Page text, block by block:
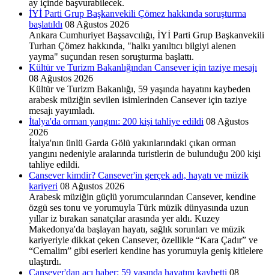
ay içinde başvurabilecek.
İYİ Parti Grup Başkanvekili Çömez hakkında soruşturma
başlatıldı 08 Ağustos 2026
Ankara Cumhuriyet Başsavcılığı, İYİ Parti Grup Başkanvekili
Turhan Çömez hakkında, "halkı yanıltıcı bilgiyi alenen
yayma" suçundan resen soruşturma başlattı.
Kültür ve Turizm Bakanlığından Cansever için taziye mesajı
08 Ağustos 2026
Kültür ve Turizm Bakanlığı, 59 yaşında hayatını kaybeden
arabesk müziğin sevilen isimlerinden Cansever için taziye
mesajı yayımladı.
İtalya'da orman yangını: 200 kişi tahliye edildi 08 Ağustos
2026
İtalya'nın ünlü Garda Gölü yakınlarındaki çıkan orman
yangını nedeniyle aralarında turistlerin de bulunduğu 200 kişi
tahliye edildi.
Cansever kimdir? Cansever'in gerçek adı, hayatı ve müzik
kariyeri 08 Ağustos 2026
Arabesk müziğin güçlü yorumcularından Cansever, kendine
özgü ses tonu ve yorumuyla Türk müzik dünyasında uzun
yıllar iz bırakan sanatçılar arasında yer aldı. Kuzey
Makedonya'da başlayan hayatı, sağlık sorunları ve müzik
kariyeriyle dikkat çeken Cansever, özellikle “Kara Çadır” ve
“Cemalim” gibi eserleri kendine has yorumuyla geniş kitlelere
ulaştırdı.
Cansever'dan acı haber: 59 yaşında hayatını kaybetti 08